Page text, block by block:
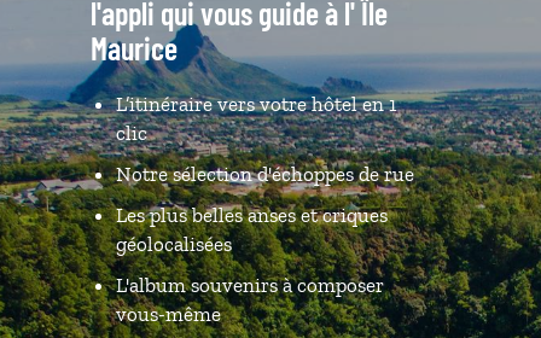
l'appli qui vous guide à l' Île
Maurice
L’itinéraire vers votre hôtel en 1
clic
Notre sélection d'échoppes de rue
Les plus belles anses et criques
géolocalisées
L'album souvenirs à composer
vous-même